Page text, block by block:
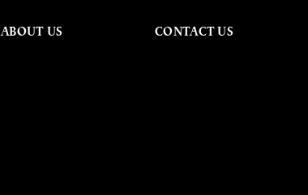
ABOUT US CONTACT US